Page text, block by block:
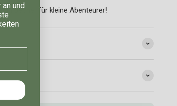
Becher für kleine Abenteurer!
und